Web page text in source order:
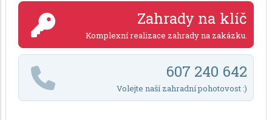
Zahrady na klíč
Komplexní realizace zahrady na zakázku.
607 240 642
Volejte naší zahradní pohotovost :)